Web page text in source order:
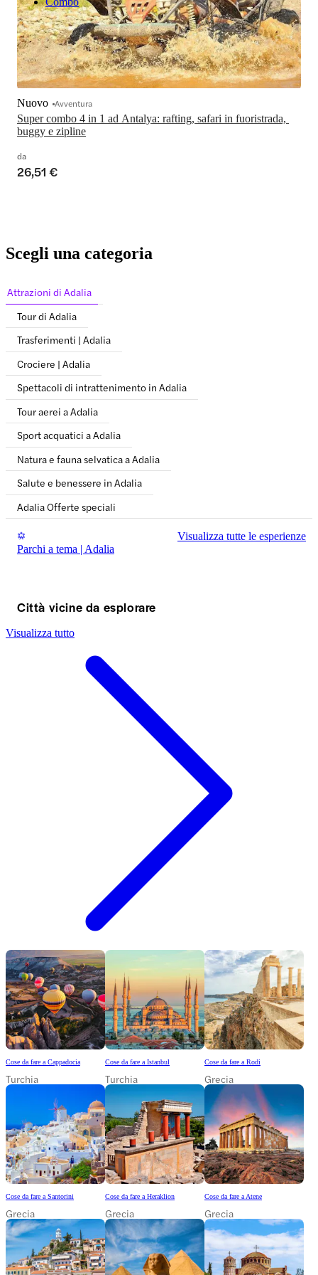
Super combo 4 in 1 ad Antalya: rafting, safari in fuoristrada,
buggy e zipline
Nuovo Avventura
da
26,51 €
Scegli una categoria
Attrazioni di Adalia
Tour di Adalia
Trasferimenti | Adalia
Crociere | Adalia
Spettacoli di intrattenimento in Adalia
Tour aerei a Adalia
Sport acquatici a Adalia
Natura e fauna selvatica a Adalia
Salute e benessere in Adalia
Adalia Offerte speciali
Parchi a tema | Adalia
Visualizza tutte le esperienze
Città vicine da esplorare
Visualizza tutto
Cose da fare a Cappadocia
Turchia
Cose da fare a Istanbul
Turchia
Cose da fare a Rodi
Grecia
Cose da fare a Santorini
Grecia
Cose da fare a Heraklion
Grecia
Cose da fare a Atene
Grecia